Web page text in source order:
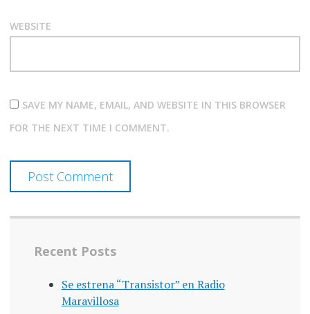
WEBSITE
SAVE MY NAME, EMAIL, AND WEBSITE IN THIS BROWSER
FOR THE NEXT TIME I COMMENT.
Recent Posts
Se estrena “Transistor” en Radio
Maravillosa